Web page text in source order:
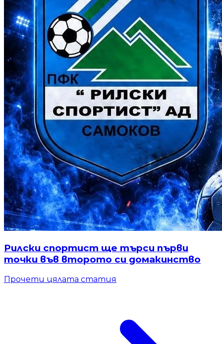
Рилски спортист ще търси първи
точки във второто си домакинство
Прочети цялата статия